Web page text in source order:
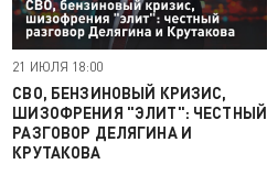
21 ИЮЛЯ 18:00
СВО, БЕНЗИНОВЫЙ КРИЗИС,
ШИЗОФРЕНИЯ "ЭЛИТ": ЧЕСТНЫЙ
РАЗГОВОР ДЕЛЯГИНА И
КРУТАКОВА